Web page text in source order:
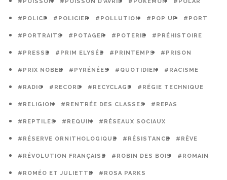
#POLICE #POLICIER #POLLUTION #POP UP #PORT
#PORTRAITS #POTAGER #POTERIE #PRÉHISTOIRE
#PRESSE #PRIM ELYSÉE #PRINTEMPS #PRISON
#PRIX NOBEL #PYRÉNÉES #QUOTIDIEN #RACISME
#RADIO #RECORD #RECYCLAGE #RÉGIE TECHNIQUE
#RELIGION #RENTRÉE DES CLASSES #REPAS
#REPTILES #REQUIN #RÉSEAUX SOCIAUX
#RÉSERVE ORNITHOLOGIQUE #RÉSISTANCE #RÊVE
#RÉVOLUTION FRANÇAISE #ROBIN DES BOIS #ROMAIN
#ROMÉO ET JULIETTE #ROSA PARKS